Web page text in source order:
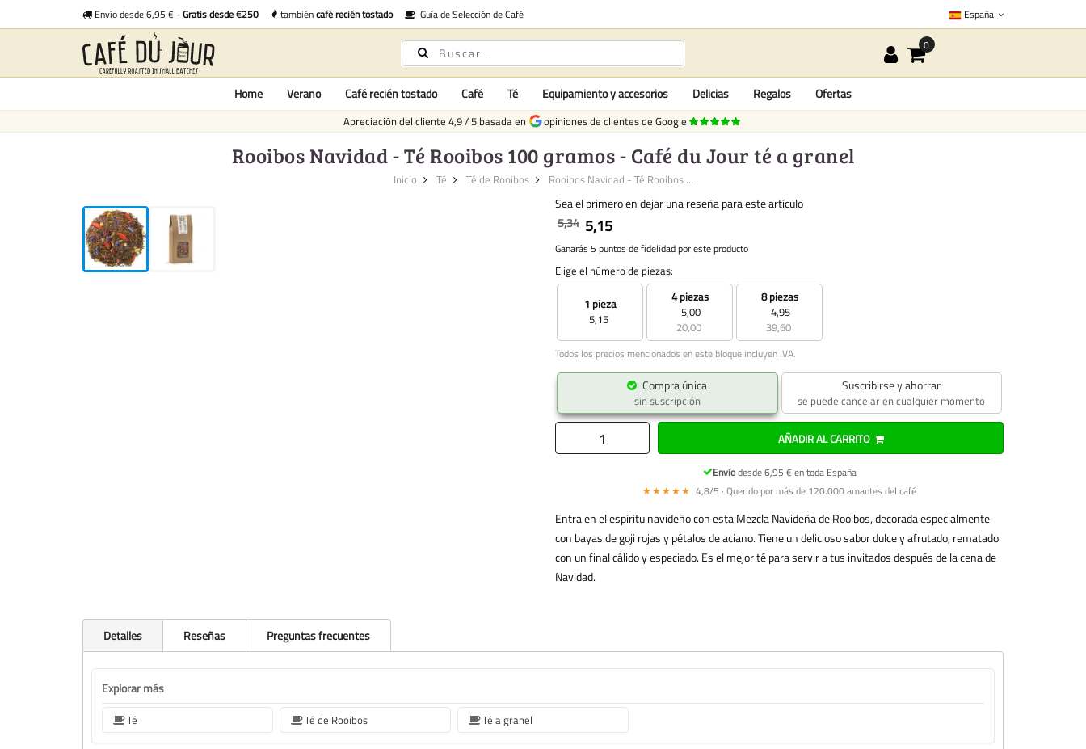
Envío desde 6,95 € -Gratis desde €250 tambiéncafé recién tostado Guía de Selección de Café España
Home Verano Café recién tostado Café Té Equipamiento y accesorios Delicias Regalos Ofertas
Apreciación del cliente 4,9/5 basada en opiniones de clientes de Google
Rooibos Navidad - Té Rooibos 100 gramos - Café du Jour té a granel
Inicio Té Té de Rooibos Rooibos Navidad - Té Rooibos ...
Sea el primero en dejar una reseña para este artículo
5,34 5,15
Ganarás 5 puntos de fidelidad por este producto
Elige el número de piezas:
1 pieza
5,15
4 piezas
5,00
20,00
8 piezas
4,95
39,60
Todos los precios mencionados en este bloque incluyen IVA.
Compra única
sin suscripción
Suscribirse y ahorrar
se puede cancelar en cualquier momento
AÑADIR AL CARRITO
Envíodesde 6,95 € en toda España
★★★★★ 4,8/5 · Querido por más de 120.000 amantes del café
Entra en el espíritu navideño con esta Mezcla Navideña de Rooibos, decorada especialmente
con bayas de goji rojas y pétalos de aciano. Tiene un delicioso sabor dulce y afrutado, rematado
con un final cálido y especiado. Es el mejor té para servir a tus invitados después de la cena de
Navidad.
Detalles Reseñas Preguntas frecuentes
Explorar más
Té Té de Rooibos Té a granel